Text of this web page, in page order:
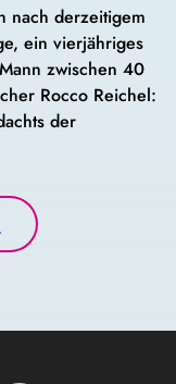
nach derzeitigem
ein vierjähriges
zwischen 40
Rocco Reichel:
der